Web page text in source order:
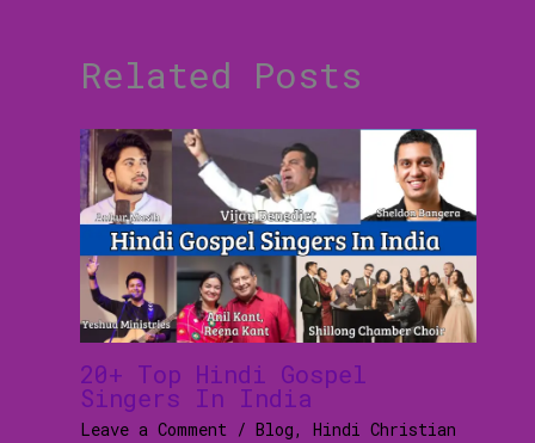
Related Posts
20+ Top Hindi Gospel
Singers In India
Leave a Comment / Blog, Hindi Christian